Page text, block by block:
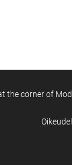
the corner of